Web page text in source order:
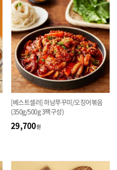
[베스트셀러] 하남쭈꾸미/오징어볶음
(350g/500g 3팩구성)
29,700원